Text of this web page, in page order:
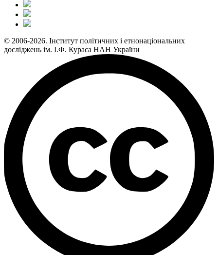
© 2006-2026. Інститут політичних і етнонаціональних
досліджень ім. І.Ф. Кураса НАН України